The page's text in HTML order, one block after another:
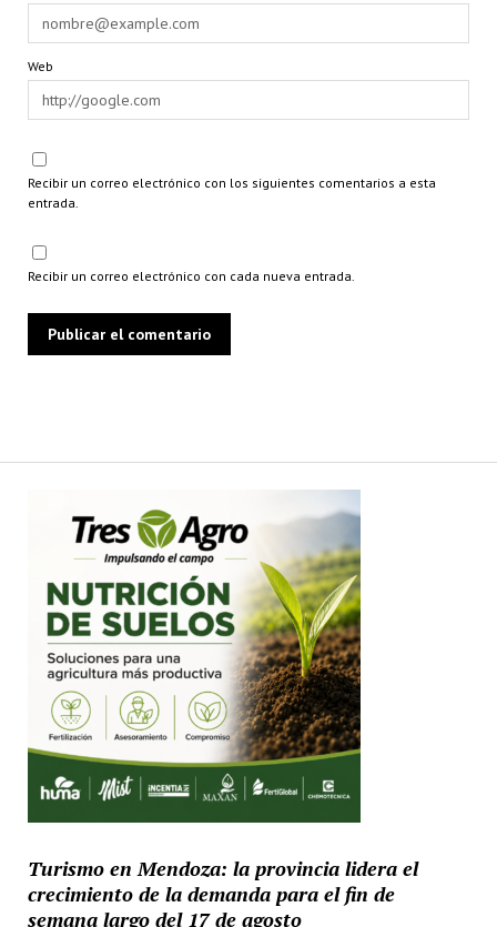
Web
Recibir un correo electrónico con los siguientes comentarios a esta
entrada.
Recibir un correo electrónico con cada nueva entrada.
Turismo en Mendoza: la provincia lidera el
crecimiento de la demanda para el fin de
semana largo del 17 de agosto